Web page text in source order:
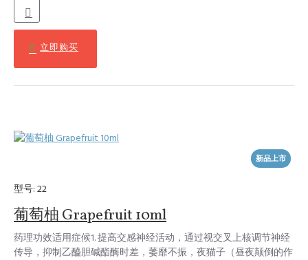
立即购买
新品上市
型号: 22
葡萄柚 Grapefruit 10ml
药理功效适用症候1. 提高交感神经活动，通过视交叉上核调节神经
传导，抑制乙醯胆碱酯酶时差，萎靡不振，夜猫子（昼夜颠倒的作